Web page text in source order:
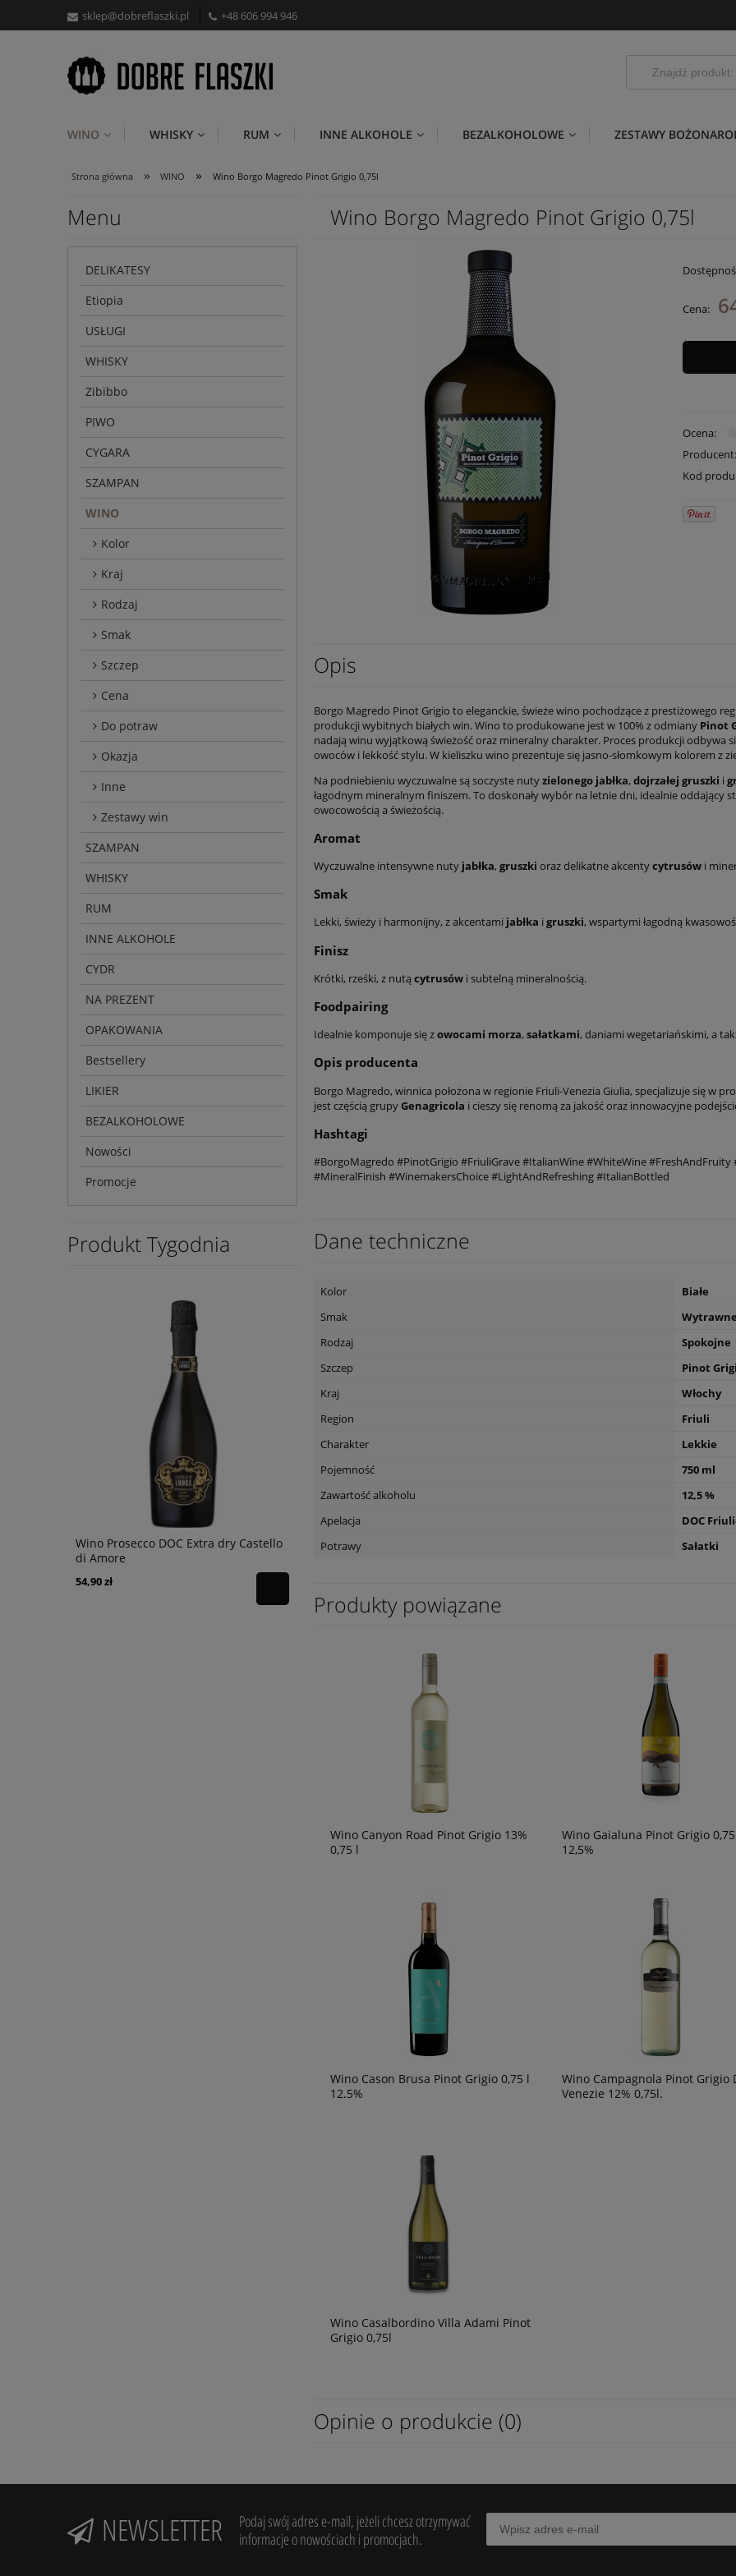
sklep@dobreflaszki.pl +48 606 994 946
WINO WHISKY RUM INNE ALKOHOLE BEZALKOHOLOWE ZESTAWY
Strona główna » WINO » Wino Borgo Magredo Pinot Grigio 0,75l
Menu
DELIKATESY
Etiopia
USŁUGI
WHISKY
Zibibbo
PIWO
CYGARA
SZAMPAN
WINO
Kolor
Kraj
Rodzaj
Smak
Szczep
Cena
Do potraw
Okazja
Inne
Zestawy win
SZAMPAN
WHISKY
RUM
INNE ALKOHOLE
CYDR
NA PREZENT
OPAKOWANIA
Bestsellery
LIKIER
BEZALKOHOLOWE
Nowości
Promocje
Produkt Tygodnia
Wino Prosecco DOC Extra dry Castello
di Amore
54,90 zł
Wino The Retreat Sauvignon blanc
Marlborough 0,75
Wino Oh Sister Blanco 0,75l
Wino Borgo Magredo Pinot Grigio 0,75l
Cena:
Ocena:
Producent:
Kod
Opis
Borgo Magredo Pinot Grigio to eleganckie, świeże wino pochodzące z prestiżowego
produkcji wybitnych białych win. Wino to produkowane jest w 100% z odmiany Pinot
nadają winu wyjątkową świeżość oraz mineralny charakter. Proces produkcji
owoców i lekkość stylu. W kieliszku wino prezentuje się jasno-słomkowym kolorem z
Na podniebieniu wyczuwalne są soczyste nutyzielonego jabłka, dojrzałej gruszki i
łagodnym mineralnym finiszem. To doskonały wybór na letnie dni, idealnie oddający
owocowością a świeżością.
Aromat
Wyczuwalne intensywne nuty jabłka, gruszki oraz delikatne akcentycytrusów i
Smak
Lekki, świeży i harmonijny, z akcentami jabłka i gruszki, wspartymi łagodną
Finisz
Krótki, rześki, z nutą cytrusów i subtelną mineralnością.
Foodpairing
Idealnie komponuje się zowocami morza, sałatkami, daniami wegetariańskimi, a
Opis producenta
Borgo Magredo, winnica położona w regionie Friuli-Venezia Giulia, specjalizuje się w
jest częścią grupyGenagricola i cieszy się renomą za jakość oraz innowacyjne
Hashtagi
#BorgoMagredo #PinotGrigio #FriuliGrave #ItalianWine #WhiteWine
#MineralFinish #WinemakersChoice #LightAndRefreshing #ItalianBottled
Dane techniczne
Kolor
Białe
Smak
Wytrawne
Rodzaj
Spokojne
Szczep
Pinot
Kraj
Włochy
Region
Friuli
Charakter
Lekkie
Pojemność
750 ml
Zawartość alkoholu
12,5 %
Apelacja
DOC
Potrawy
Sałatki
Produkty powiązane
Wino Canyon Road Pinot Grigio 13%
0,75 l
Wino Gaialuna Pinot Grigio
12,5%
Wino Cason Brusa Pinot Grigio 0,75 l
12.5%
Wino Campagnola Pinot Grigio
Venezie 12% 0,75l.
Wino Casalbordino Villa Adami Pinot
Grigio 0,75l
Opinie o produkcie (0)
NEWSLETTER
Podaj swój adres e-mail, jeżeli chcesz otrzymywać
informacje o nowościach i promocjach.